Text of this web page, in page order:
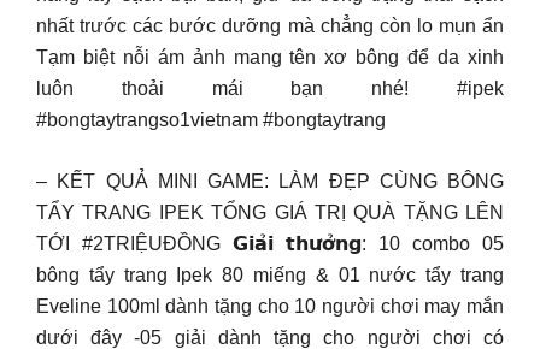
nhất trước các bước dưỡng mà chẳng còn lo mụn ẩn
Tạm biệt nỗi ám ảnh mang tên xơ bông để da xinh
luôn thoải mái bạn nhé! #ipek
#bongtaytrangso1vietnam #bongtaytrang
– KẾT QUẢ MINI GAME: LÀM ĐẸP CÙNG BÔNG
TẨY TRANG IPEK TỔNG GIÁ TRỊ QUÀ TẶNG LÊN
TỚI #2TRIỆUĐỒNG 𝗚𝗶𝗮̉𝗶 𝘁𝗵𝘂̛𝗼̛̉𝗻𝗴: 10 combo 05
bông tẩy trang Ipek 80 miếng & 01 nước tẩy trang
Eveline 100ml dành tặng cho 10 người chơi may mắn
dưới đây -05 giải dành tặng cho người chơi có